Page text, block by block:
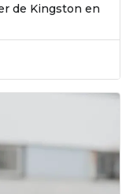
de Kingston en